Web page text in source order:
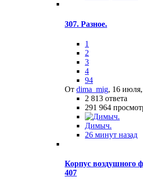
307. Разное.
1
2
3
4
94
От dima_mig, 16
2 813 ответа
291 964
Димыч.
26 минут назад
Корпус воздушного
407